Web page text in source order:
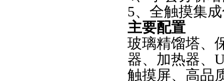
5、全触摸集
主要配置
玻璃精馏塔、
器、加热器、
触摸屏、高品